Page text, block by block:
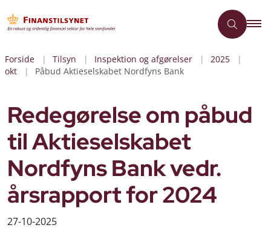
Forside Tilsyn Inspektion og afgørelser
2025
okt
Påbud Aktieselskabet Nordfyns Bank
Redegørelse om påbud
til Aktieselskabet
Nordfyns Bank vedr.
årsrapport for 2024
27-10-2025